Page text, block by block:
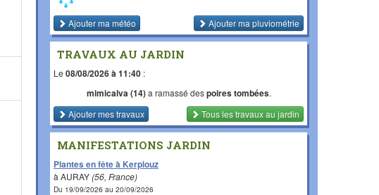
Ajouter ma météo Ajouter ma pluviométrie
TRAVAUX AU JARDIN
Le 08/08/2026 à 11:40 :
mimicalva (14)a ramassé despoires tombées.
Ajouter mes travaux
Tous les travauxau jardin
MANIFESTATIONS JARDIN
Plantes en fête à Kerplouz
à AURAY(56, France)
Du 19/09/2026 au 20/09/2026